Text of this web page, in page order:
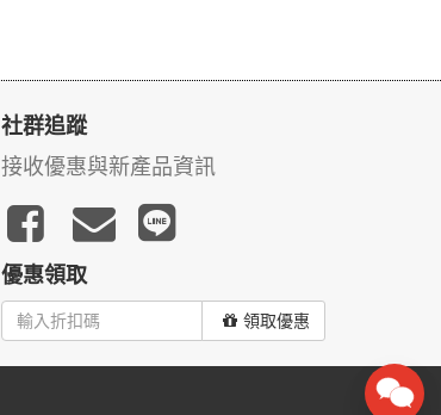
社群追蹤
接收優惠與新產品資訊
優惠領取
領取優惠